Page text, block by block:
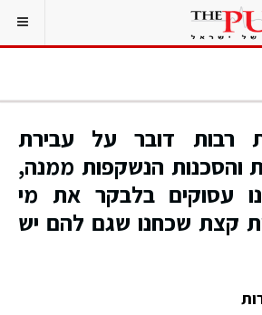
רבות דובר על עבירת
והסכנות הנשקפות ממנה,
עסוקים בלבקר את מי
קצת שכחנו שגם להם יש